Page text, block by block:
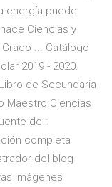
energía puede
Ciencias y
... Catálogo
2019 - 2020.
de Secundaria
Maestro Ciencias
de :
completa
del blog
imágenes